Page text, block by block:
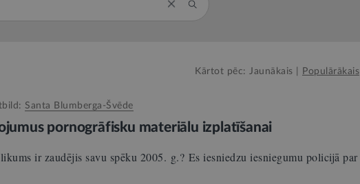
Kārtot pēc: Jaunākais Populārākais
Santa Blumberga-Švēde
pornogrāfisku materiālu izplatīšanai
ir zaudējis savu spēku 2005. g.? Es iesniedzu iesniegumu policijā par